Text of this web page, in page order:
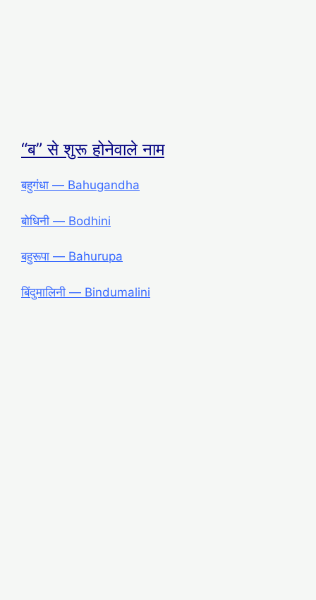
“ब” से शुरू होनेवाले नाम
बहुगंधा ― Bahugandha
बोधिनी ― Bodhini
बहुरूपा ― Bahurupa
बिंदुमालिनी ― Bindumalini